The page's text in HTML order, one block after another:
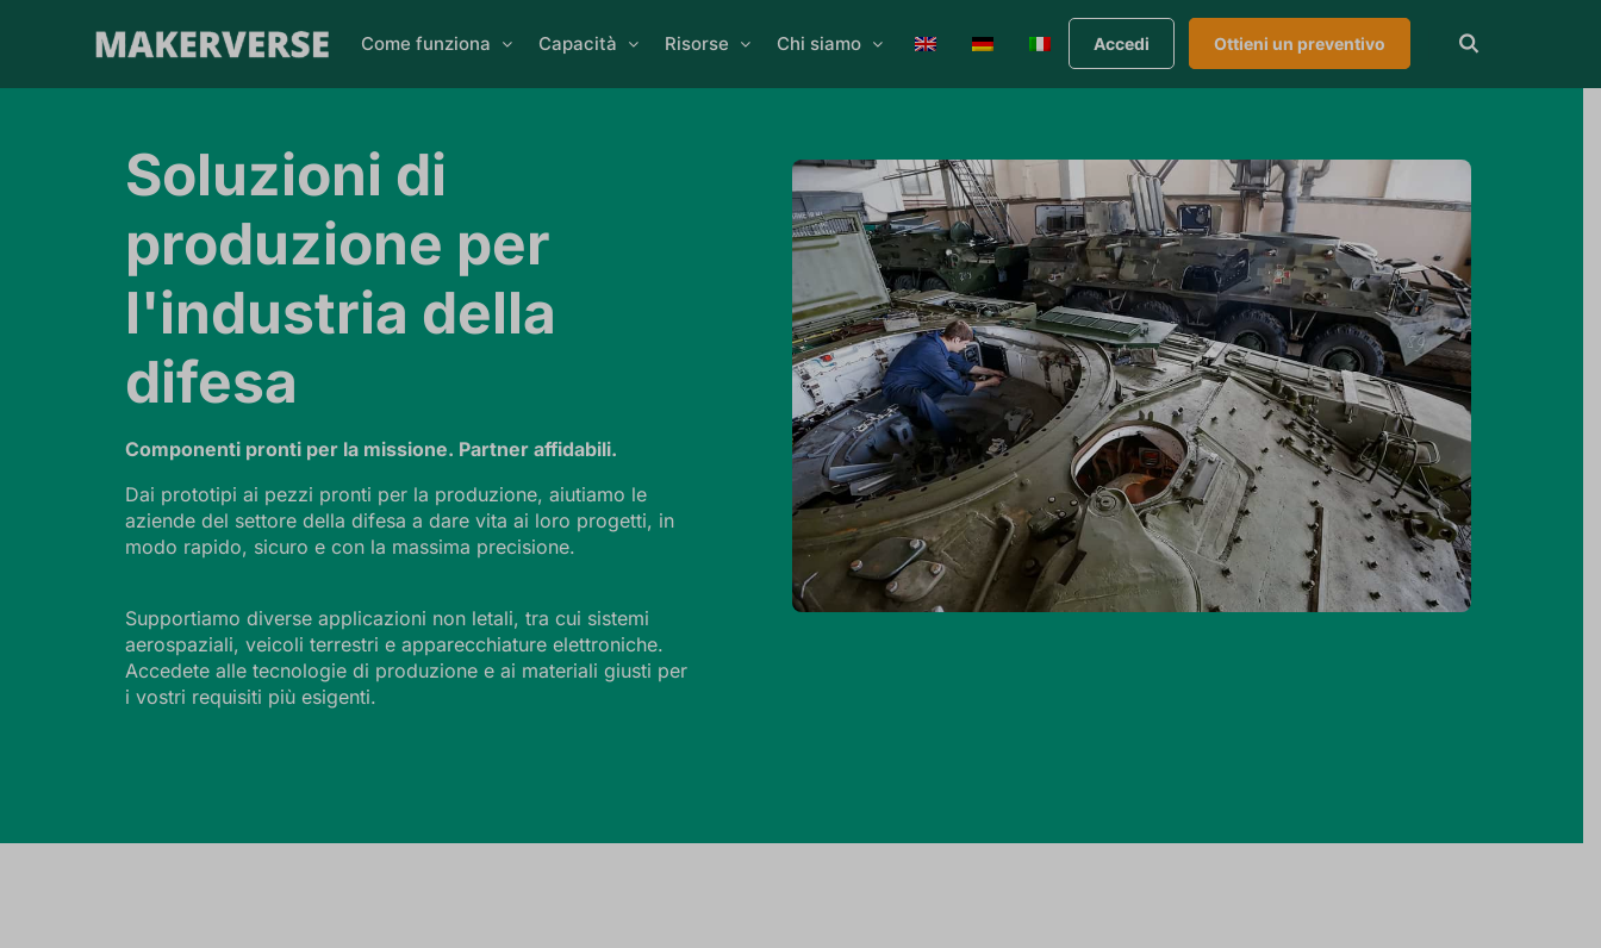
Come funziona Capacità Risorse Chi siamo Accedi Ottieni un preventivo
Soluzioni di
produzione per
l'industria della
difesa
Componenti pronti per la missione. Partner affidabili.
Dai prototipi ai pezzi pronti per la produzione, aiutiamo le
aziende del settore della difesa a dare vita ai loro progetti, in
modo rapido, sicuro e con la massima precisione.
Supportiamo diverse applicazioni non letali, tra cui sistemi
aerospaziali, veicoli terrestri e apparecchiature elettroniche.
Accedete alle tecnologie di produzione e ai materiali giusti per
i vostri requisiti più esigenti.